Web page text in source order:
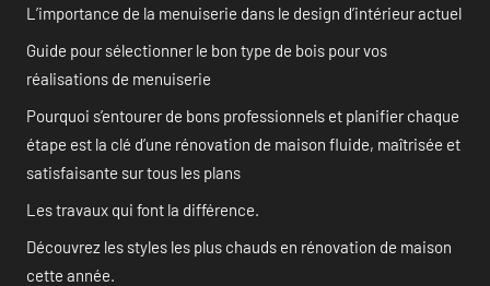
L’importance de la menuiserie dans le design d’intérieur actuel
Guide pour sélectionner le bon type de bois pour vos
réalisations de menuiserie
Pourquoi s’entourer de bons professionnels et planifier chaque
étape est la clé d’une rénovation de maison fluide, maîtrisée et
satisfaisante sur tous les plans
Les travaux qui font la différence.
Découvrez les styles les plus chauds en rénovation de maison
cette année.